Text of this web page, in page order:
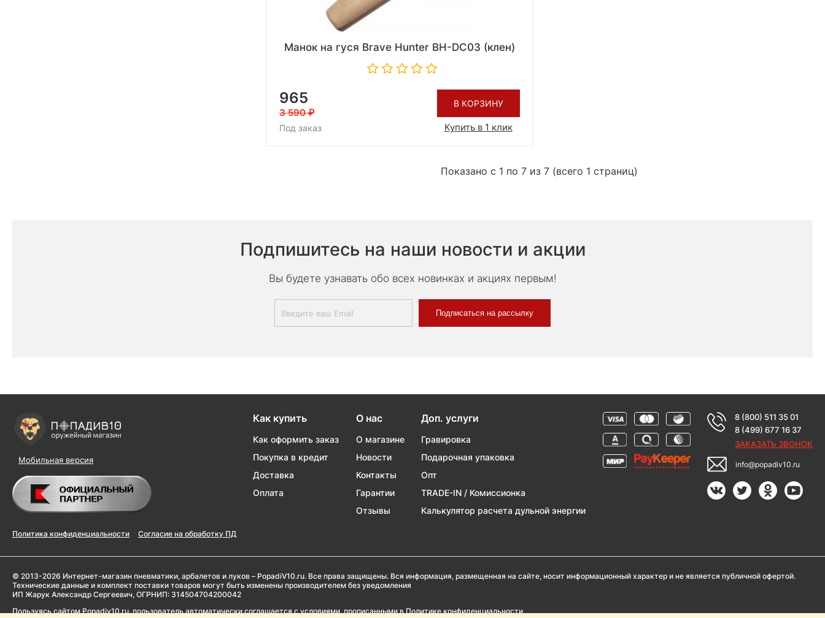
Манок на гуся Brave Hunter BH-DC03 (клен)
965
3 590
Под заказ
В КОРЗИНУ
Купить в 1 клик
Показано с 1 по 7 из 7 (всего 1 страниц)
Подпишитесь на наши новости и акции
Вы будете узнавать обо всех новинках и акциях первым!
Подписаться на рассылку
Мобильная версия
Политика конфиденциальности Согласие на обработку ПД
Как купить
Как оформить заказ
Покупка в кредит
Доставка
Оплата
О нас
О магазине
Новости
Контакты
Гарантии
Отзывы
Доп. услуги
Гравировка
Подарочная упаковка
Опт
TRADE-IN / Комиссионка
Калькулятор расчета дульной энергии
8 (800) 511 35 01
8 (499) 677 16 37
ЗАКАЗАТЬ ЗВОНОК
info@popadiv10.ru
© 2013-2026 Интернет-магазин пневматики, арбалетов и луков – PopadiV10.ru. Все права защищены. Вся информация, размещенная на сайте, носит информационный характер и не является публичной офертой.
Технические данные и комплект поставки товаров могут быть изменены производителем без уведомления
ИП Жарук Александр Сергеевич, ОГРНИП: 314504704200042
Пользуясь сайтом Popadiv10.ru, пользователь автоматически соглашается с условиями, прописанными вПолитике конфиденциальности